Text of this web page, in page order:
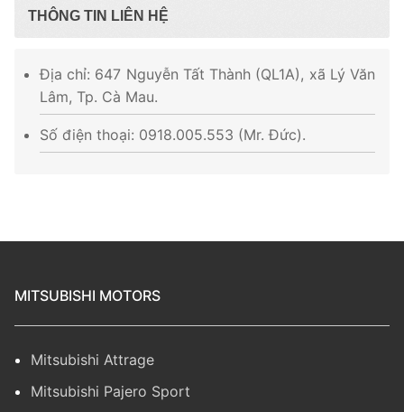
THÔNG TIN LIÊN HỆ
Địa chỉ: 647 Nguyễn Tất Thành (QL1A), xã Lý Văn
Lâm, Tp. Cà Mau.
Số điện thoại: 0918.005.553 (Mr. Đức).
MITSUBISHI MOTORS
Mitsubishi Attrage
Mitsubishi Pajero Sport